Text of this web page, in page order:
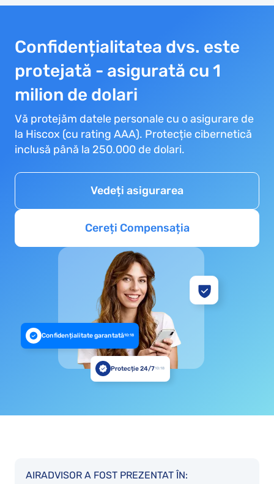
Confidențialitatea dvs. este
protejată - asigurată cu 1
milion de dolari
Vă protejăm datele personale cu o asigurare de
la Hiscox (cu rating AAA). Protecție cibernetică
inclusă până la 250.000 de dolari.
Vedeți asigurarea
Cereți Compensația
Confidențialitate garantată10:18
Protecție 24/710:18
AIRADVISOR A FOST PREZENTAT ÎN: